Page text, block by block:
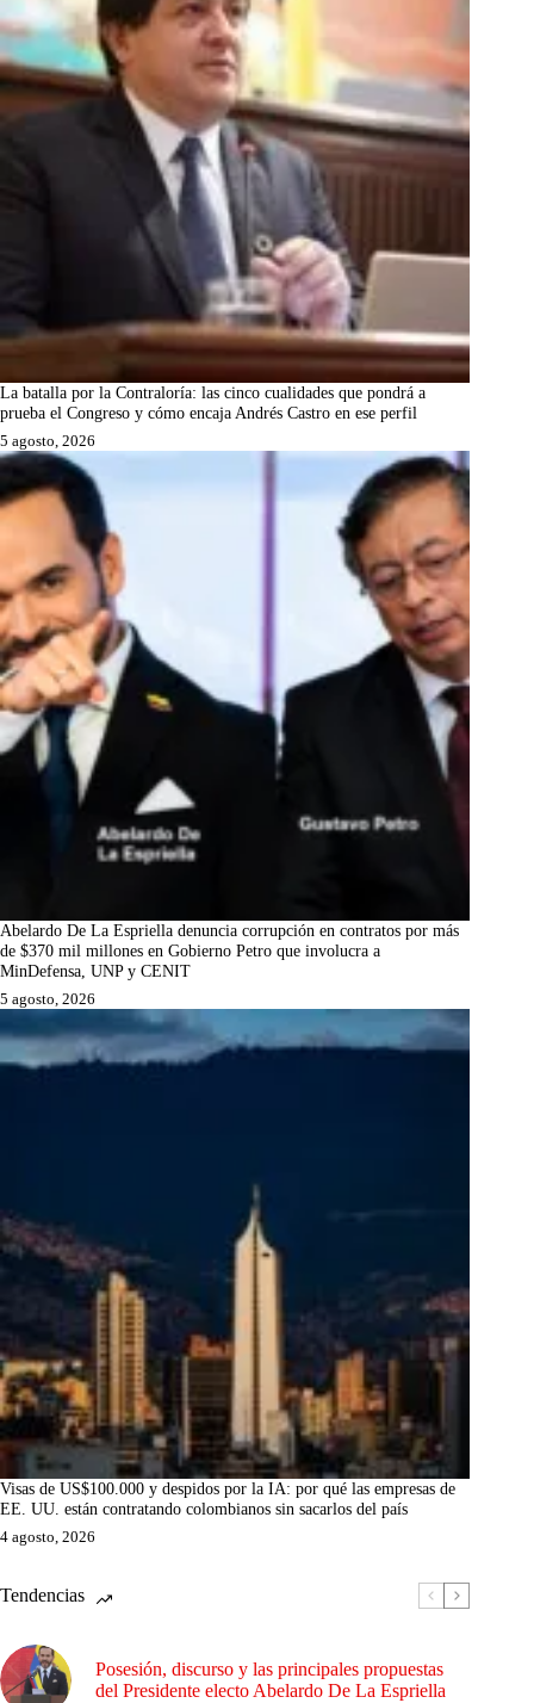
La batalla por la Contraloría: las cinco cualidades que pondrá a
prueba el Congreso y cómo encaja Andrés Castro en ese perfil
5 agosto, 2026
Abelardo De La Espriella denuncia corrupción en contratos por más
de $370 mil millones en Gobierno Petro que involucra a
MinDefensa, UNP y CENIT
5 agosto, 2026
Visas de US$100.000 y despidos por la IA: por qué las empresas de
EE. UU. están contratando colombianos sin sacarlos del país
4 agosto, 2026
Tendencias
Posesión, discurso y las principales propuestas
del Presidente electo Abelardo De La Espriella